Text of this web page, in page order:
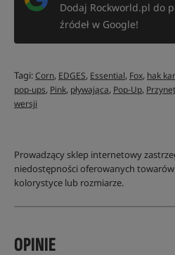
Dodaj Rockworld.pl do
źródeł w Google!
Tagi:Corn, EDGES, Essential, Fox, hak
pop-ups, Pink, pływająca, Pop-Up,
wersji
Prowadzący sklep internetowy
niedostępności oferowanych
kolorystyce lub rozmiarze.
OPINIE